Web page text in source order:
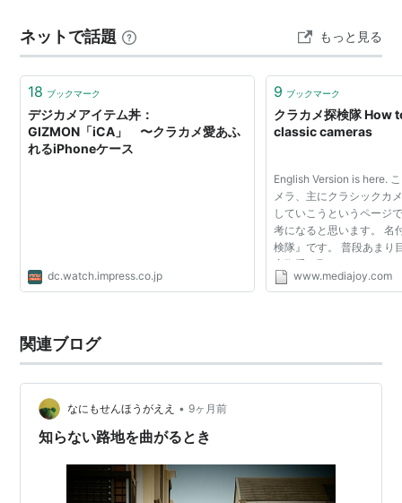
ネットで話題 もっと見る
18 ブックマーク
デジカメアイテム丼：
GIZMON「iCA」 〜クラカメ愛あふ
れるiPhoneケース
dc.watch.impress.co.jp
9 ブックマーク
クラカメ探検隊 How
classic cameras
English Version is here.
メラ、主にクラシックカ
していこうというページ
考になると思います。 名
検隊』です。 普段あまり
実際手に取ってみたとこ
ったらいいものやら?と
www.mediajoy.com
関連ブログ
なにもせんほうがええ • 9ヶ月前
知らない路地を曲がるとき